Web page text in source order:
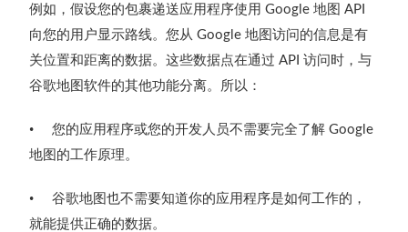
例如，假设您的包裹递送应用程序使用 Google地图 API
向您的用户显示路线。您从 Google地图访问的信息是有
关位置和距离的数据。这些数据点在通过 API访问时，与
谷歌地图软件的其他功能分离。所以：
• 您的应用程序或您的开发人员不需要完全了解 Google
地图的工作原理。
•
谷歌地图也不需要知道你的应用程序是如何工作的，
就能提供正确的数据。